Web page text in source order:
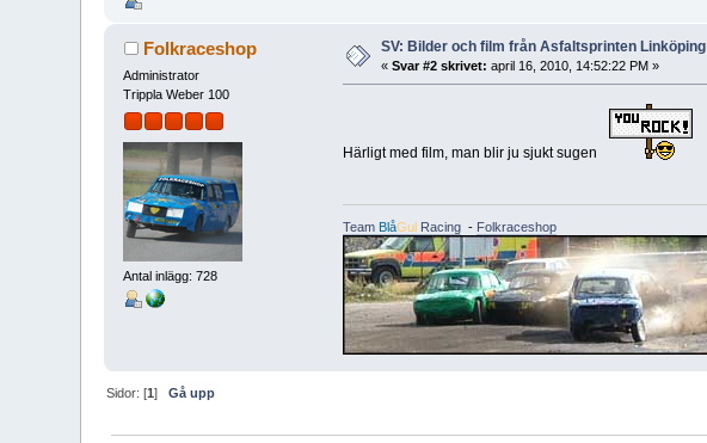
Folkraceshop
Administrator
Trippla Weber 100
Antal inlägg: 728
SV: Bilder och film från Asfaltsprinten Linköping
«Svar #2 skrivet: april 16, 2010, 14:52:22 PM »
Härligt med film, man blir ju sjukt sugen
Team BlåGulRacing- Folkraceshop
Sidor: [1]Gå upp